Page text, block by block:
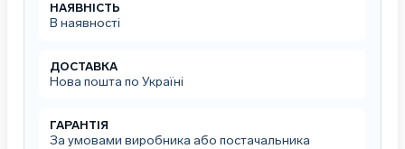
USB
(під
Нову
кількість
НАЯВНІСТЬ
В наявності
ДОСТАВКА
Нова пошта по Україні
ГАРАНТІЯ
За умовами виробника або постачальника